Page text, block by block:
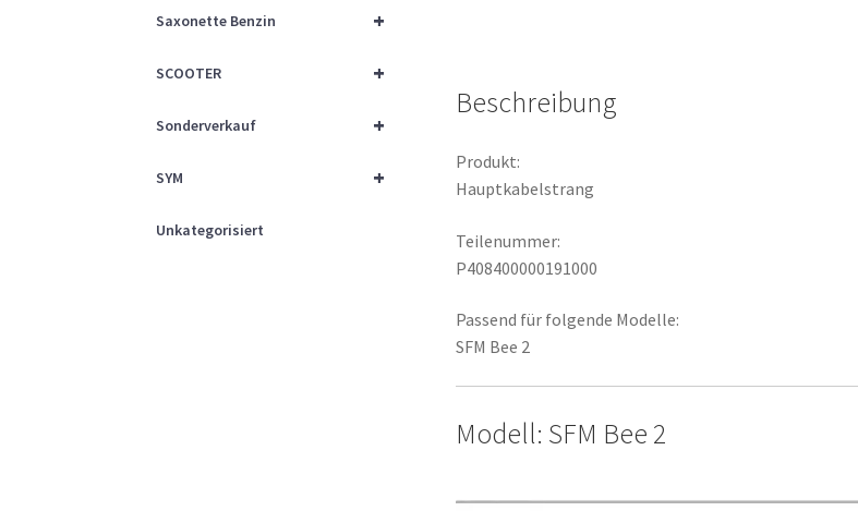
Beschreibung
Produkt:
Hauptkabelstrang
Teilenummer:
P408400000191000
Passend für folgende Modelle:
SFM Bee 2
Modell: SFM Bee 2
+
Saxonette Benzin
+
SCOOTER
+
Sonderverkauf
+
SYM
Unkategorisiert